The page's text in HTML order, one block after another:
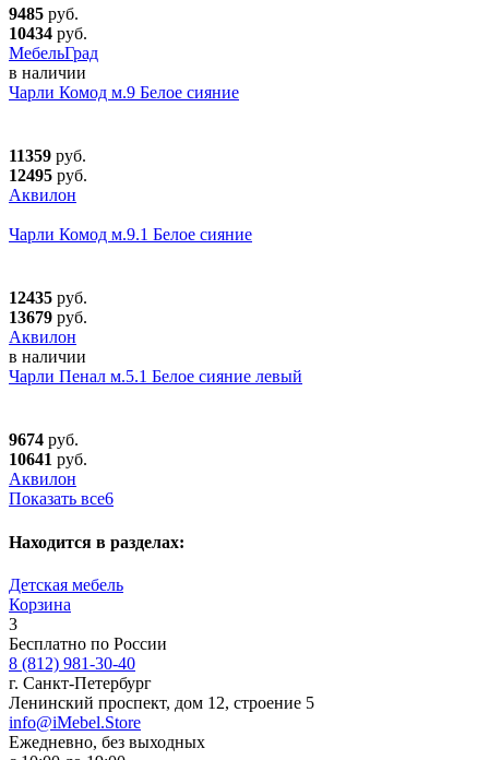
9485 руб.
10434 руб.
МебельГрад
в наличии
Чарли Комод м.9 Белое сияние
11359 руб.
12495 руб.
Аквилон
Чарли Комод м.9.1 Белое сияние
12435 руб.
13679 руб.
Аквилон
в наличии
Чарли Пенал м.5.1 Белое сияние левый
9674 руб.
10641 руб.
Аквилон
Показать все6
Находится в разделах:
Детская мебель
Корзина
3
Бесплатно по России
8 (812) 981-30-40
г. Санкт-Петербург
Ленинский проспект, дом 12, строение 5
info@iMebel.Store
Ежедневно, без выходных